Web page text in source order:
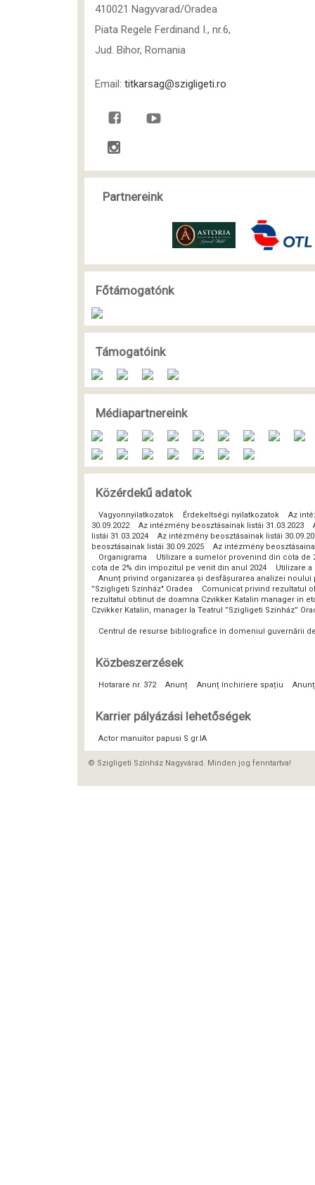
410021 Nagyvarad/Oradea
Piata Regele Ferdinand I., nr.6,
Jud. Bihor, Romania
Email: titkarsag@szigligeti.ro
Partnereink
Főtámogatónk
Támogatóink
Médiapartnereink
Közérdekű adatok
Vagyonnyilatkozatok Érdekeltségi nyilatkozatok
Az
30.09.2022
Az intézmény beosztásainak listái 31.03.2023
listái 31.03.2024
Az intézmény beosztásainak listái
beosztásainak listái 30.09.2025
Az intézmény
Organigrama
Utilizare a sumelor provenind din cota
cota de 2% din impozitul pe venit din anul 2024
Utilizare
Anunț privind organizarea și desfășurarea analizei
”Szigligeti Színház" Oradea
Comunicat privind rezultatul
rezultatul obtinut de doamna Czvikker Katalin manager in
Czvikker Katalin, manager la Teatrul ”Szigligeti Szinház”
Centrul de resurse bibliografice în domeniul guvernării
Közbeszerzések
Hotarare nr. 372 Anunț Anunț închiriere spațiu
Karrier pályázási lehetőségek
Actor manuitor papusi S gr.IA
© Szigligeti Színház Nagyvárad. Minden jog fenntartva!